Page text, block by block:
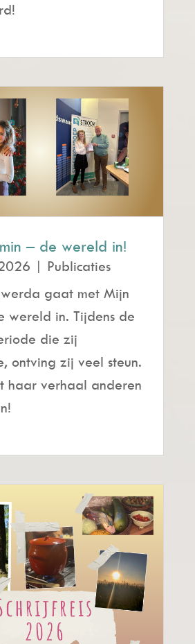
– de wereld in!
| Publicaties
gaat met Mijn
wereld in. Tijdens de
die zij
ontving zij veel steun.
haar verhaal anderen